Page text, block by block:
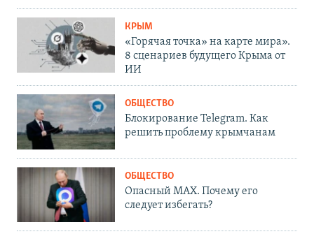
КРЫМ
«Горячая точка» на карте мира».
8 сценариев будущего Крыма от
ИИ
ОБЩЕСТВО
Блокирование Telegram. Как
решить проблему крымчанам
ОБЩЕСТВО
Опасный MAX. Почему его
следует избегать?